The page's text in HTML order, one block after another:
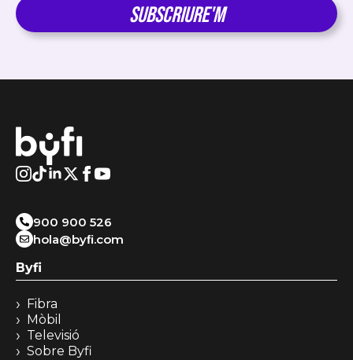
Subscriure'm
900 900 526
hola@byﬁ.com
Byfi
Fibra
Mòbil
Televisió
Sobre Byfi